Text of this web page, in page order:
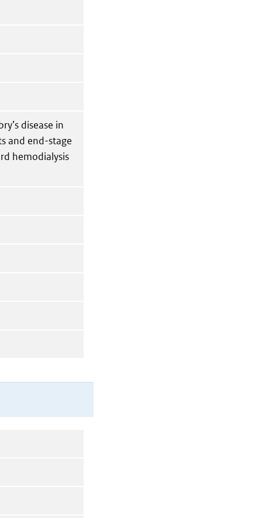
disease in
and end-stage
hemodialysis